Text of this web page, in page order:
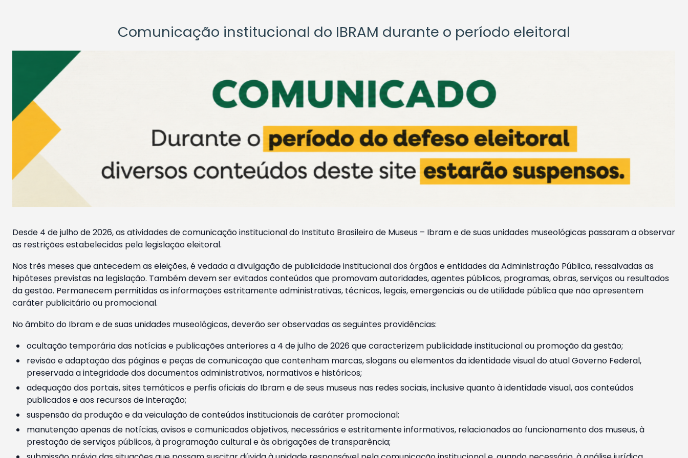
Comunicação institucional do IBRAM durante o período eleitoral
Desde 4 de julho de 2026, as atividades de comunicação institucional do Instituto Brasileiro de Museus – Ibram e de suas unidades museológicas passaram a observar
as restrições estabelecidas pela legislação eleitoral.
Nos três meses que antecedem as eleições, é vedada a divulgação de publicidade institucional dos órgãos e entidades da Administração Pública, ressalvadas as
hipóteses previstas na legislação. Também devem ser evitados conteúdos que promovam autoridades, agentes públicos, programas, obras, serviços ou resultados
da gestão. Permanecem permitidas as informações estritamente administrativas, técnicas, legais, emergenciais ou de utilidade pública que não apresentem
caráter publicitário ou promocional.
No âmbito do Ibram e de suas unidades museológicas, deverão ser observadas as seguintes providências:
ocultação temporária das notícias e publicações anteriores a 4 de julho de 2026 que caracterizem publicidade institucional ou promoção da gestão;
revisão e adaptação das páginas e peças de comunicação que contenham marcas, slogans ou elementos da identidade visual do atual Governo Federal,
preservada a integridade dos documentos administrativos, normativos e históricos;
adequação dos portais, sites temáticos e perfis oficiais do Ibram e de seus museus nas redes sociais, inclusive quanto à identidade visual, aos conteúdos
publicados e aos recursos de interação;
suspensão da produção e da veiculação de conteúdos institucionais de caráter promocional;
manutenção apenas de notícias, avisos e comunicados objetivos, necessários e estritamente informativos, relacionados ao funcionamento dos museus, à
prestação de serviços públicos, à programação cultural e às obrigações de transparência;